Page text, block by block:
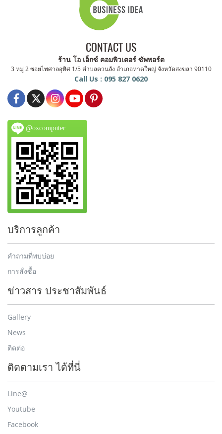
CONTACT US
ร้าน โอ เอ็กซ์ คอมพิวเตอร์ ซัพพอร์ต
3 หมู่ 2 ซอยไพศาลอุทิศ 1/5 ตำบลควนลัง อำเภอหาดใหญ่ จังหวัดสงขลา 90110
Call Us : 095 827 0620
@oxcomputer
บริการลูกค้า
คำถามที่พบบ่อย
การสั่งซื้อ
ข่าวสาร ประชาสัมพันธ์
Gallery
News
ติดต่อ
ติดตามเรา ได้ที่นี่
Line@
Youtube
Facebook